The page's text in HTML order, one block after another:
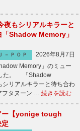
夜もシリアルキラーと
Shadow Memory」
Ｊ－ＰＯＰ
2026年8月7日
Memory」のミュー
た。 「Shadow
シリアルキラーと待ち合わ
フタヌーン … 続きを読む
ー【yonige tough